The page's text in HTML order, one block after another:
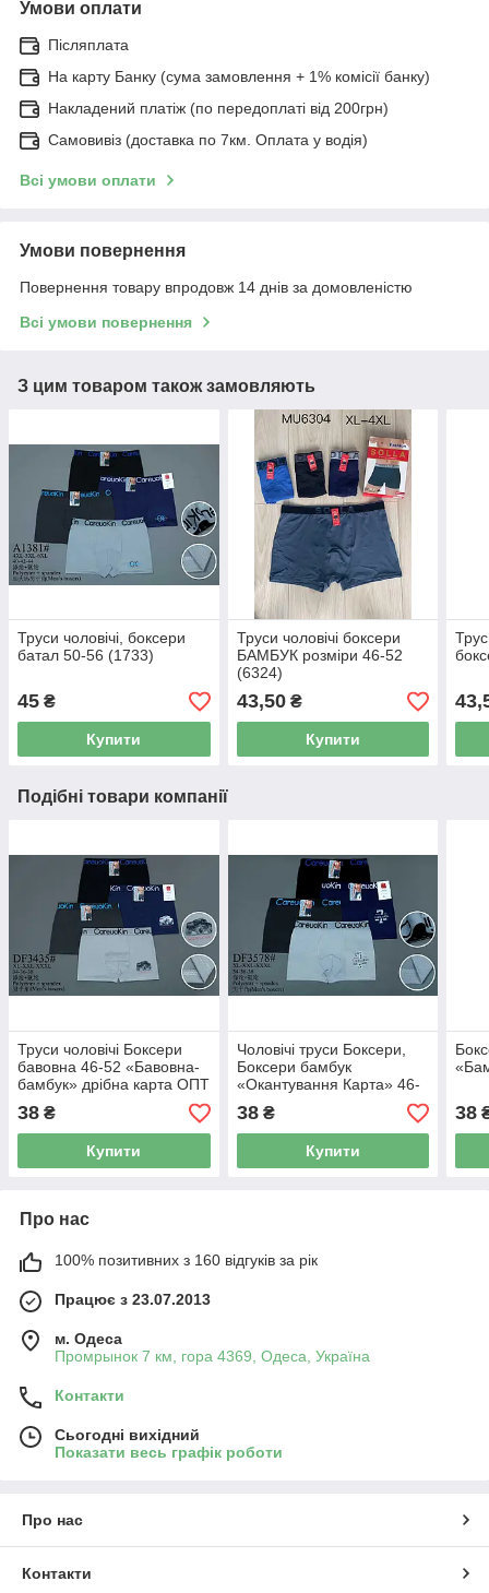
Умови оплати
Післяплата
На карту Банку (сума замовлення + 1% комісії банку)
Накладений платіж (по передоплаті від 200грн)
Самовивіз (доставка по 7км. Оплата у водія)
Всі умови оплати
Умови повернення
Повернення товару впродовж 14 днів за домовленістю
Всі умови повернення
З цим товаром також замовляють
Труси чоловічі, боксери
батал 50-56 (1733)
45 ₴
Купити
Труси чоловічі боксери
БАМБУК розміри 46-52
(6324)
43,50₴
Купити
Подібні товари компанії
Труси чоловічі Боксери
бавовна 46-52 «Бавовна-
бамбук» дрібна карта ОПТ
38 ₴
Купити
Чоловічі труси Боксери,
Боксери бамбук
«Окантування Карта» 46-
38₴
Купити
38
Про нас
100% позитивних з 160 відгуків за рік
Працює з 23.07.2013
м. Одеса
Промрынок 7 км, гора 4369, Одеса, Україна
Контакти
Сьогодні вихідний
Показати весь графік роботи
Про нас
Контакти